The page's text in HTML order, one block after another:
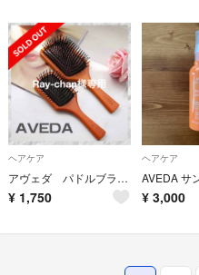
ヘアケア
アヴェダ パドルブラシ AVEDA レギュラー ミニサイズ 2点セット
¥ 1,750
ヘアケア
¥ 3,000